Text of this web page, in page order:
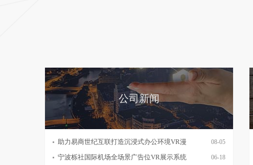
公司新闻
08-05
助力易商世纪互联打造沉浸式办公环境VR漫
06-18
宁波栎社国际机场全场景广告位VR展示系统